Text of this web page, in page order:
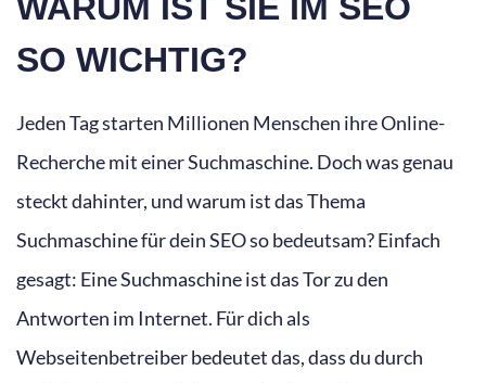
SO WICHTIG?
Jeden Tag starten Millionen Menschen ihre Online-
Recherche mit einer Suchmaschine. Doch was genau
steckt dahinter, und warum ist das Thema
Suchmaschine für dein SEO so bedeutsam? Einfach
gesagt: Eine Suchmaschine ist das Tor zu den
Antworten im Internet. Für dich als
Webseitenbetreiber bedeutet das, dass du durch